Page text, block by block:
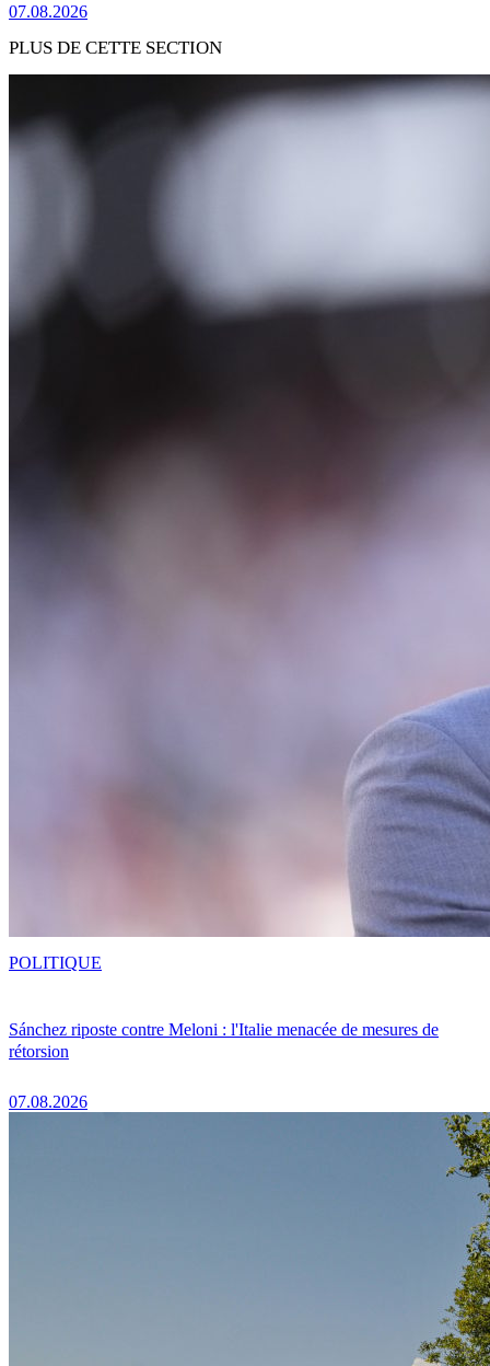
07.08.2026
PLUS DE CETTE SECTION
Sánchez riposte contre Meloni : l'Italie menacée de mesures de
rétorsion
07.08.2026
POLITIQUE